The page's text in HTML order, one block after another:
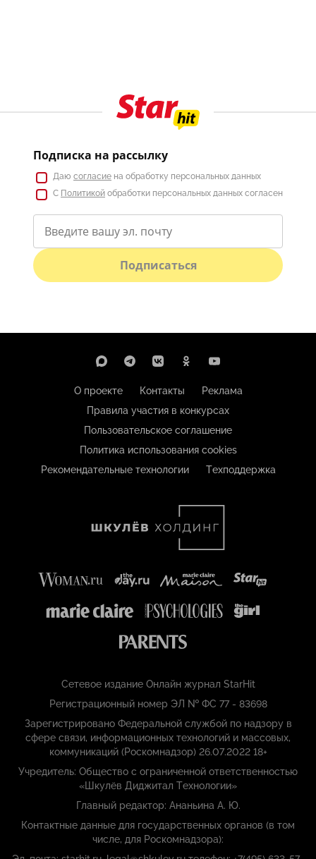
Подписка на рассылку
Даю согласие на обработку персональных данных
С Политикой обработки персональных данных согласен
Подписаться
О проекте Контакты
Реклама
Правила участия в конкурсах
Пользовательское соглашение
Политика использования cookies
Рекомендательные технологии
Техподдержка
Сетевое издание Онлайн журнал StarHit
Регистрационный номер ЭЛ № ФС 77 - 83698
Зарегистрировано Федеральной службой по надзору в
сфере связи, информационных технологий и массовых,
коммуникаций (Роскомнадзор) 26.07.2022 18+
Учредитель: Общество с ограниченной ответственностью
«Шкулёв Диджитал Технологии»
Главный редактор: Ананьина А. Ю.
Контактные данные для государственных органов (в том
числе, для Роскомнадзора):